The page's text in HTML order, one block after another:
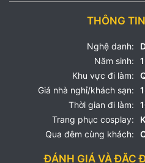
THÔNG
Nghệ danh:
Năm sinh:
Khu vực đi làm:
Giá nhà nghỉ/khách sạn:
Thời gian đi làm:
Trang phục cosplay:
Qua đêm cùng khách:
ĐÁNH GIÁ VÀ ĐẶC